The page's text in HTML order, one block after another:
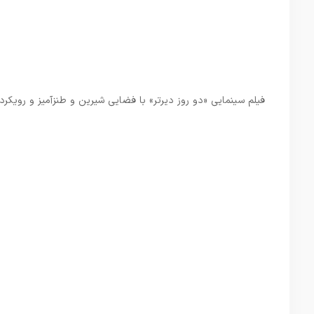
فیلم سینمایی «دو روز دیرتر» با فضایی شیرین و طنزآمیز و